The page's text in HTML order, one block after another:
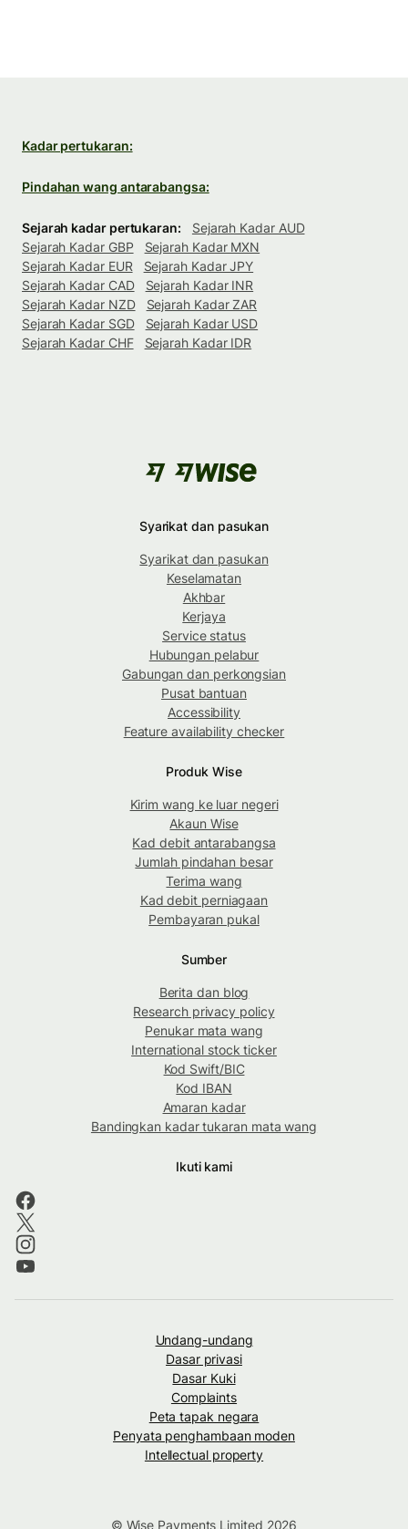
Kadar pertukaran:
Pindahan wang antarabangsa:
Sejarah kadar pertukaran:
Sejarah Kadar AUD
Sejarah Kadar GBP
Sejarah Kadar MXN
Sejarah Kadar EUR
Sejarah Kadar JPY
Sejarah Kadar CAD
Sejarah Kadar INR
Sejarah Kadar NZD
Sejarah Kadar ZAR
Sejarah Kadar SGD
Sejarah Kadar USD
Sejarah Kadar CHF
Sejarah Kadar IDR
Syarikat dan pasukan
Syarikat dan pasukan
Keselamatan
Akhbar
Kerjaya
Service status
Hubungan pelabur
Gabungan dan perkongsian
Pusat bantuan
Accessibility
Feature availability checker
Produk Wise
Kirim wang ke luar negeri
Akaun Wise
Kad debit antarabangsa
Jumlah pindahan besar
Terima wang
Kad debit perniagaan
Pembayaran pukal
Sumber
Berita dan blog
Research privacy policy
Penukar mata wang
International stock ticker
Kod Swift/BIC
Kod IBAN
Amaran kadar
Bandingkan kadar tukaran mata wang
Ikuti kami
Undang-undang
Dasar privasi
Dasar Kuki
Complaints
Peta tapak negara
Penyata penghambaan moden
Intellectual property
© Wise Payments Limited 2026